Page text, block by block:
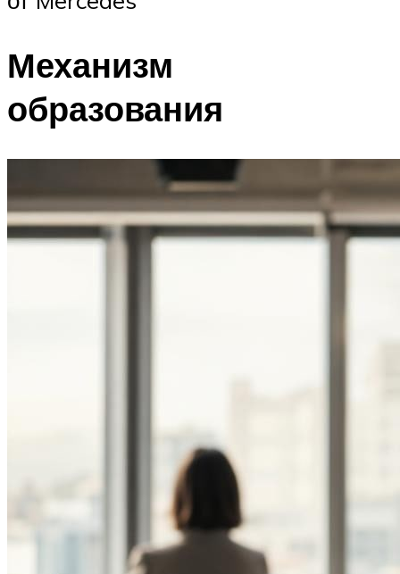
Механизм
образования